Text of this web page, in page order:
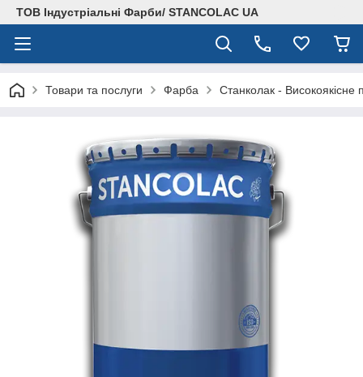
ТОВ Індустріальні Фарби/ STANCOLAC UA
Товари та послуги Фарба Станколак - Високоякісне